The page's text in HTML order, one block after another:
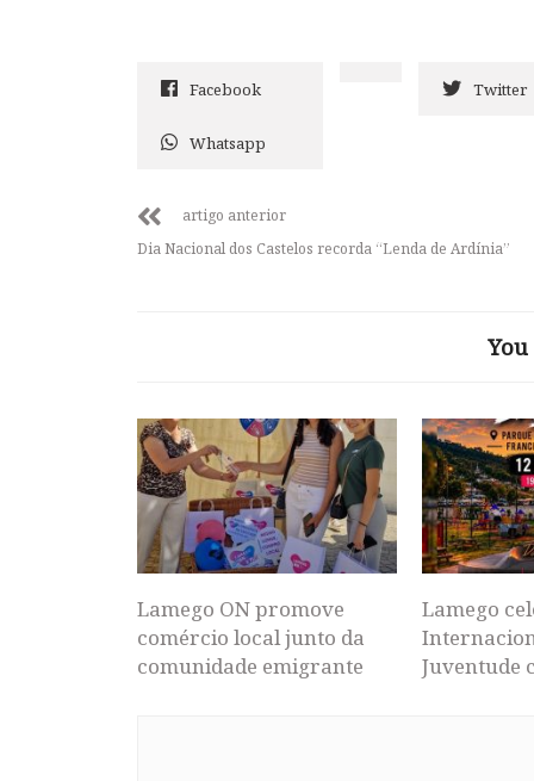
Facebook Twitter
Whatsapp
artigo anterior
Dia Nacional dos Castelos recorda “Lenda de Ardínia”
Lamego ON promove
comércio local junto da
comunidade emigrante
Lamego
Juventude